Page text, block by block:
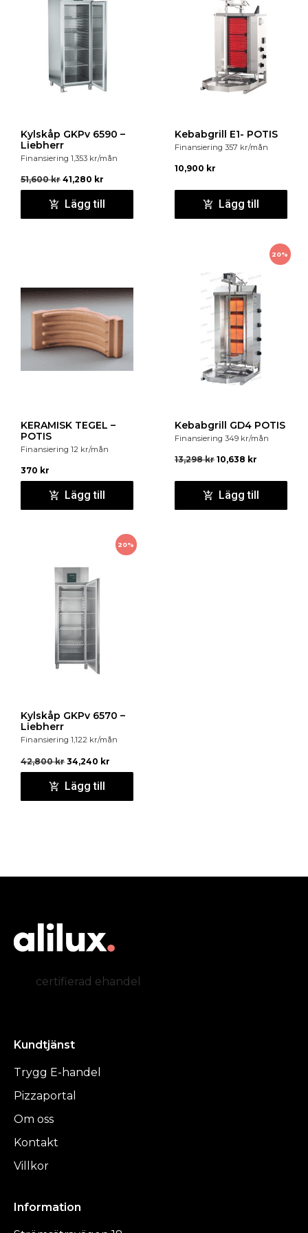
Kylskåp GKPv 6590 –
Liebherr
Finansiering 1,353 kr/mån
51,600kr 41,280 kr
Lägg till
Kebabgrill E1- POTIS
Finansiering 357 kr/mån
10,900 kr
Lägg till
KERAMISK TEGEL –
POTIS
Finansiering 12 kr/mån
370 kr
Lägg till
20%
Kebabgrill GD4 POTIS
Finansiering 349 kr/mån
13,298kr 10,638 kr
Lägg till
20%
Kylskåp GKPv 6570 –
Liebherr
Finansiering 1,122 kr/mån
42,800kr 34,240 kr
Lägg till
certifierad ehandel
Kundtjänst
Trygg E-handel
Pizzaportal
Om oss
Kontakt
Villkor
Information